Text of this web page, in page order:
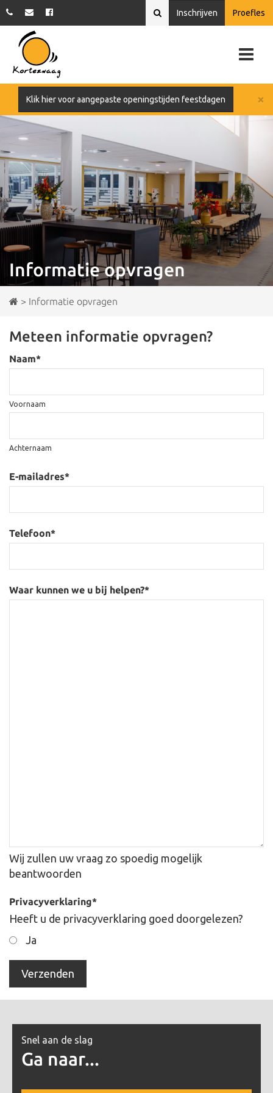
Inschrijven Proefles
×
Klik hier voor aangepaste openingstijden feestdagen
Informatie opvragen
> Informatie opvragen
Meteen informatie opvragen?
Naam*
Voornaam
Achternaam
E-mailadres*
Telefoon*
Waar kunnen we u bij helpen?*
Wij zullen uw vraag zo spoedig mogelijk
beantwoorden
Privacyverklaring*
Heeft u de privacyverklaring goed doorgelezen?
Ja
Snel aan de slag
Ga naar...